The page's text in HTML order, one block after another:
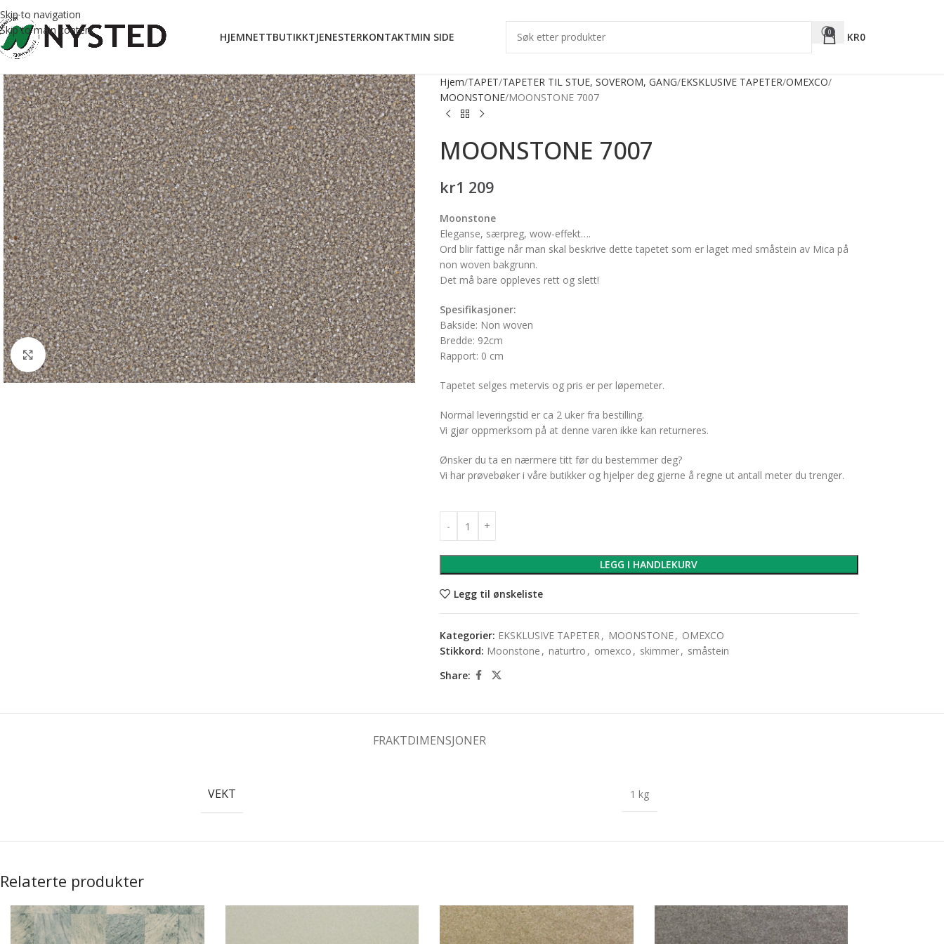
Skip to navigation
Skip to main content
HJEMNETTBUTIKKTJENESTERKONTAKTMIN SIDE 0 KR0
Forstørr bilde
Hjem TAPET TAPETER TIL STUE, SOVEROM, GANG EKSKLUSIVE TAPETER OMEXCO
MOONSTONE MOONSTONE 7007
MOONSTONE 7007
kr1 209
Moonstone
Eleganse, særpreg, wow-effekt….
Ord blir fattige når man skal beskrive dette tapetet som er laget med småstein av Mica på
non woven bakgrunn.
Det må bare oppleves rett og slett!
Spesifikasjoner:
Bakside: Non woven
Bredde: 92cm
Rapport: 0 cm
Tapetet selges metervis og pris er per løpemeter.
Normal leveringstid er ca 2 uker fra bestilling.
Vi gjør oppmerksom på at denne varen ikke kan returneres.
Ønsker du ta en nærmere titt før du bestemmer deg?
Vi har prøvebøker i våre butikker og hjelper deg gjerne å regne ut antall meter du trenger.
LEGG I HANDLEKURV
Legg til ønskeliste
Kategorier: EKSKLUSIVE TAPETER, MOONSTONE, OMEXCO
Stikkord: Moonstone , naturtro , omexco , skimmer, småstein
Share:
FRAKTDIMENSJONER
VEKT 1 kg
Relaterte produkter